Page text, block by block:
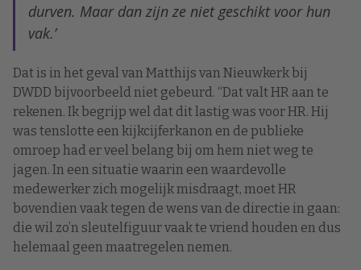
durven. Maar dan zijn ze niet geschikt voor hun
vak.’
Dat is in het geval van Matthijs van Nieuwkerk bij
DWDD bijvoorbeeld niet gebeurd. “Dat valt HR aan te
rekenen. Ik begrijp wel dat dit lastig was voor HR. Hij
was tenslotte een kijkcijferkanon en de publieke
omroep had er veel belang bij om hem niet weg te
jagen. In een situatie waarin een waardevolle
medewerker zich mogelijk misdraagt, moet HR
bovendien vaak tegen de wens van de directie in gaan:
die wil zo’n sleutelfiguur vaak te vriend houden en dus
helemaal geen maatregelen nemen.